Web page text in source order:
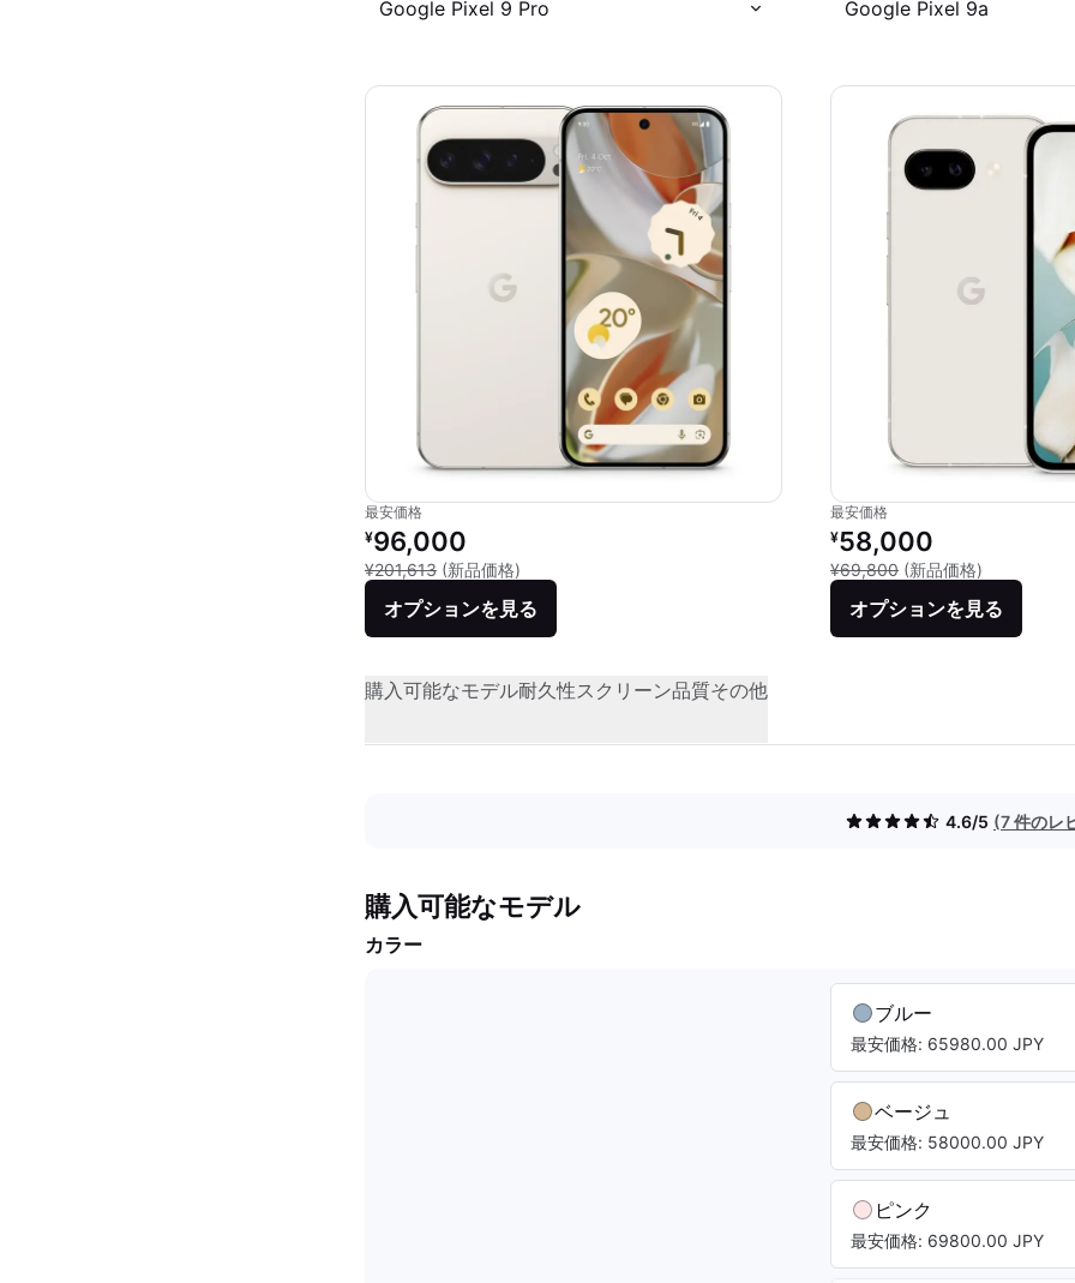
Google Pixel 9 Pro Google Pixel 9a
最安価格
リファービッシュ品の価格：
¥96,000
¥201,613 (新品価格)
オプションを見る
最安価格
リファービッシュ品の価格：
¥58,000
¥69,800 (新品価格)
オプションを見る
購入可能なモデル耐久性スクリーン品質その他
4.6/5 (7 件のレ
購入可能なモデル
カラー
ブルー
最安価格: 65980.00 JPY
ベージュ
最安価格: 58000.00 JPY
ピンク
最安価格: 69800.00 JPY